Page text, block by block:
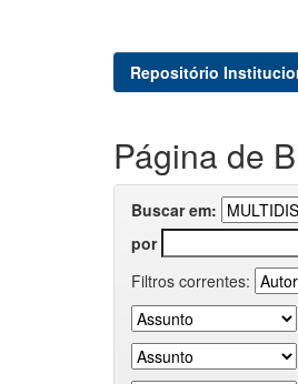
Repositório
Página de
Buscar em:
por
Filtros correntes: